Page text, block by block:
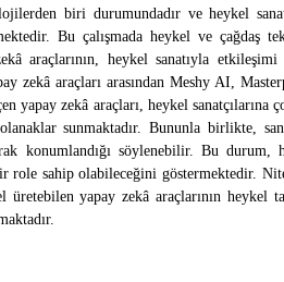
biri durumundadır ve heykel
Bu çalışmada heykel ve çağdaş
araçlarının, heykel sanatıyla etkileşimi
zekâ araçları arasından Meshy AI,
yapay zekâ araçları, heykel sanatçılarına
sunmaktadır. Bununla birlikte,
konumlandığı söylenebilir. Bu durum,
role sahip olabileceğini göstermektedir.
yapay zekâ araçlarının heykel